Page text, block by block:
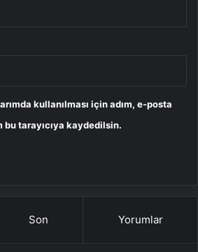
kullanılması için adım, e-posta
tarayıcıya kaydedilsin.
Son Yorumlar